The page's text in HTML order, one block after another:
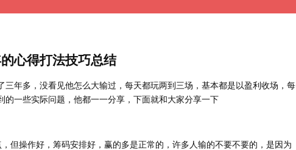
心得打法技巧总结
年多，没看见他怎么大输过，每天都玩两到三场，基本都是以盈利收场，每
一些实际问题，他都一一分享，下面就和大家分享一下
但操作好，筹码安排好，赢的多是正常的，许多人输的不要不要的，是因为